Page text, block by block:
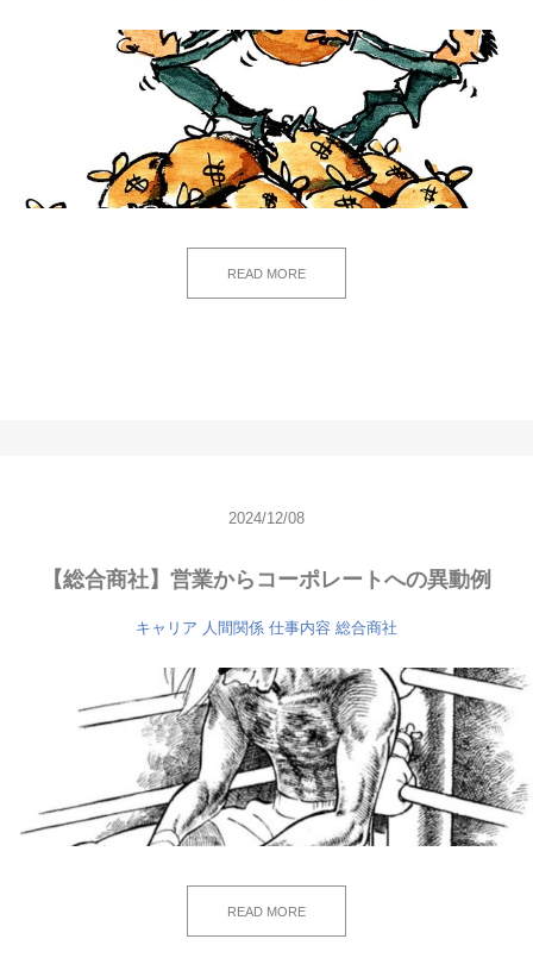
READ MORE
2024/12/08
【総合商社】営業からコーポレートへの異動例
キャリア 人間関係 仕事内容 総合商社
READ MORE